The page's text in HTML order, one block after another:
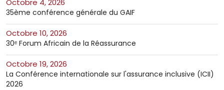
octobre 4, 2026
35ème conférence générale du GAIF
octobre 10, 2026
30ᵉ Forum Africain de la Réassurance
octobre 19, 2026
La Conférence internationale sur l'assurance inclusive (ICII)
2026